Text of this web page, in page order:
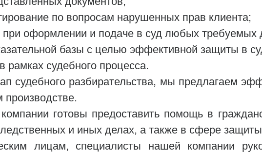
по вопросам нарушенных прав клиента;
оформлении и подаче в суд любых требуемых
базы с целью эффективной защиты в
рамках судебного процесса.
судебного разбирательства, мы предлагаем
готовы предоставить помощь в
и иных делах, а также в сфере защиты
лицам, специалисты нашей компании